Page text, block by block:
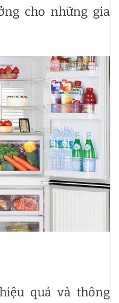
cho những gia
quả và thông